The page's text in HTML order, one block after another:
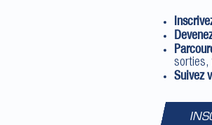
sorties,
Suivez